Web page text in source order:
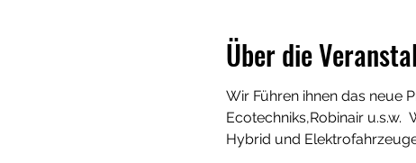
Über die
Wir Führen ihnen das neue
Ecotechniks,Robinair u.s.w.
Hybrid und